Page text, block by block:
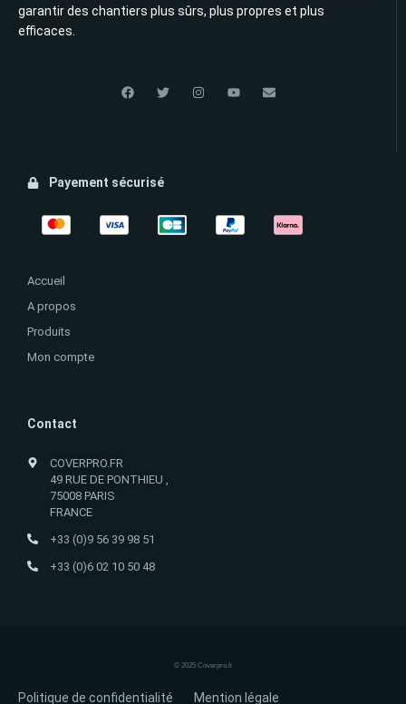
garantir des chantiers plus sûrs, plus propres et plus
efficaces.
Payement sécurisé
Accueil
A propos
Produits
Mon compte
Contact
COVERPRO.FR
49 RUE DE PONTHIEU ,
75008 PARIS
FRANCE
+33 (0)9 56 39 98 51
+33 (0)6 02 10 50 48
© 2025 Coverpro.fr
Politique de confidentialité Mention légale